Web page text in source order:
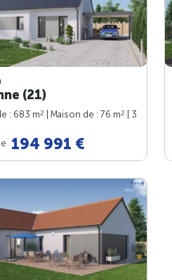
(21)
: 683 m2 | Maison de : 76 m2
| 3
194 991 €